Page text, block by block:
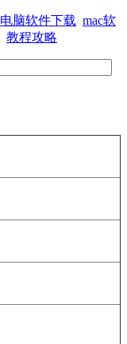
电脑软件下载 mac软
教程攻略